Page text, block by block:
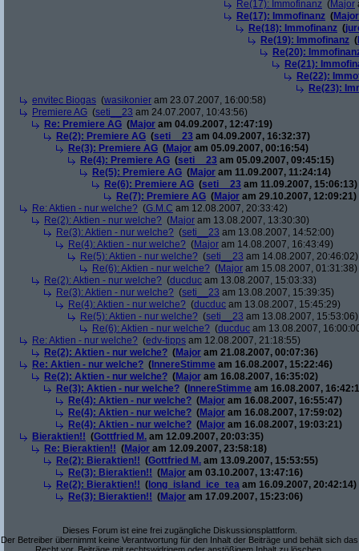
Re(17): Immofinanz (Major
Re(17): Immofinanz (Major
Re(18): Immofinanz (
Re(19): Immofinanz (
Re(20):
Re(21):
Re(22):
Re(23):
envitec Biogas (wasikonier am 23.07.2007, 16:00:58)
Premiere AG (seti__23 am 24.07.2007, 10:43:56)
Re: Premiere AG (Major am 04.09.2007, 12:47:19)
Re(2): Premiere AG (seti__23 am 04.09.2007, 16:32:37)
Re(3): Premiere AG (Major am 05.09.2007, 00:16:54)
Re(4): Premiere AG (seti__23 am 05.09.2007, 09:45:15)
Re(5): Premiere AG (Major am 11.09.2007, 11:24:14)
Re(6): Premiere AG (seti__23 am 11.09.2007, 15:06:13)
Re(7): Premiere AG (Major am 29.10.2007, 12:09:21)
Re: Aktien - nur welche? (G.M.C am 12.08.2007, 20:33:42)
Re(2): Aktien - nur welche? (Major am 13.08.2007, 13:30:30)
Re(3): Aktien - nur welche? (seti__23 am 13.08.2007, 14:52:00)
Re(4): Aktien - nur welche? (Major am 14.08.2007, 16:43:49)
Re(5): Aktien - nur welche? (seti__23 am 14.08.2007, 20:46:02)
Re(6): Aktien - nur welche? (Major am 15.08.2007, 01:31:38)
Re(2): Aktien - nur welche? (ducduc am 13.08.2007, 15:03:33)
Re(3): Aktien - nur welche? (seti__23 am 13.08.2007, 15:39:35)
Re(4): Aktien - nur welche? (ducduc am 13.08.2007, 15:45:29)
Re(5): Aktien - nur welche? (seti__23 am 13.08.2007, 15:53:06)
Re(6): Aktien - nur welche? (ducduc am 13.08.2007,
Re: Aktien - nur welche? (edv-tipps am 12.08.2007, 21:18:55)
Re(2): Aktien - nur welche? (Major am 21.08.2007, 00:07:36)
Re: Aktien - nur welche? ( InnereStimme am 16.08.2007, 15:22:46)
Re(2): Aktien - nur welche? (Major am 16.08.2007, 16:35:02)
Re(3): Aktien - nur welche? ( InnereStimme am 16.08.2007,
Re(4): Aktien - nur welche? (Major am 16.08.2007, 16:55:47)
Re(4): Aktien - nur welche? (Major am 16.08.2007, 17:59:02)
Re(4): Aktien - nur welche? (Major am 16.08.2007, 19:03:21)
Bieraktien!! (Gottfried M. am 12.09.2007, 20:03:35)
Re: Bieraktien!! (Major am 12.09.2007, 23:58:18)
Re(2): Bieraktien!! (Gottfried M. am 13.09.2007, 15:53:55)
Re(3): Bieraktien!! (Major am 03.10.2007, 13:47:16)
Re(2): Bieraktien!! ( long_island_ice_tea am 16.09.2007, 20:42:14)
Re(3): Bieraktien!! (Major am 17.09.2007, 15:23:06)
Dieses Forum ist eine frei zugängliche Diskussionsplattform.
Der Betreiber übernimmt keine Verantwortung für den Inhalt der Beiträge und behält sich das